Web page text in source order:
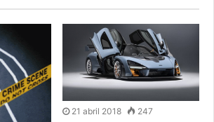
21 abril 2018 247